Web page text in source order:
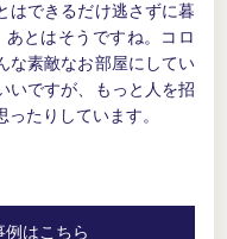
はできるだけ逃さずに暮
とはそうですね。コロ
な素敵なお部屋にしてい
いですが、もっと人を招
たりしています。
はこちら